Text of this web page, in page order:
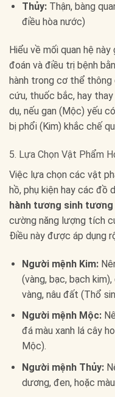
Thủy:Thận, bàng
điều hòa nước)
Hiểu về mối quan hệ
đoán và điều trị bệnh
hành trong cơ thể thông
cứu, thuốc bắc, hay
dụ, nếu gan (Mộc) yếu
bị phổi (Kim) khắc chế
5. Lựa Chọn Vật Phẩm
Việc lựa chọn các vật
hồ, phụ kiện hay các đồ
hành tương sinh tương
cường năng lượng tích
Điều này được áp dụng
Người mệnh Kim:
(vàng, bạc, bạch
vàng, nâu đất (Thổ
Người mệnh Mộc:
đá màu xanh lá cây
Mộc).
Người mệnh Thủy:
dương, đen, hoặc